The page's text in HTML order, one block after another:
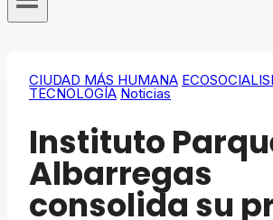
CIUDAD MÁS HUMANA
TECNOLOGÍA Noticias
​Instituto
Albarregas
consolida su